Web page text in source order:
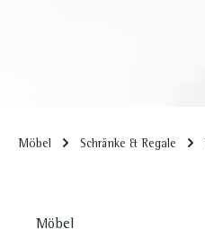
Modulare Sofas
Möbel Schränke & Regale
Möbel